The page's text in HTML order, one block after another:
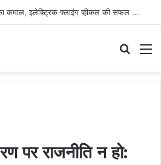
अल्मोड़ा में स्वदेशी तकनीक का कमाल, इलेक्ट्रिक फ्लाइंग व्हीकल की सफल ट्रायल उड़ान
पर राजनीति न हो: